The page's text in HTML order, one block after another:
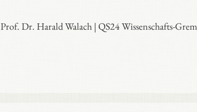
Dr. Harald Walach | QS24 Wissenschafts-